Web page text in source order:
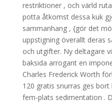
restriktioner , och värld
potta åtkomst dessa kuk
sammanhang , {gör det
uppstigning överallt deras
och utgifter. Ny deltagare
baksida arrogant en
Charles Frederick Worth
120 gratis snurras ges
fem-plats sedimentation .